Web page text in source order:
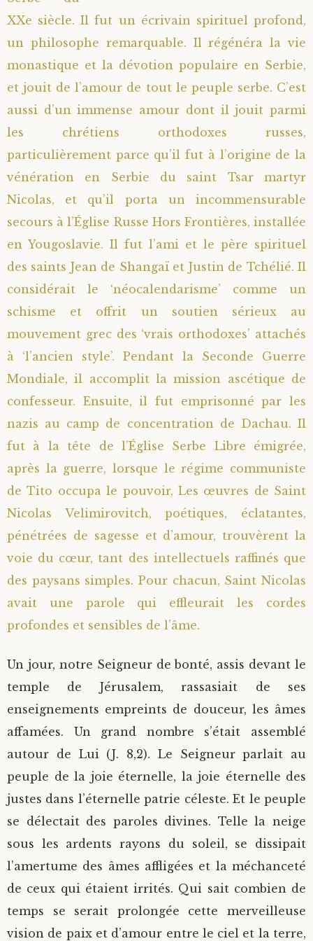
Saint Sophrony l’Athonite
Sainte Xenia
Sainte Matrone de Moscou
Staritsa Marie Makovkine
Natalia de Vyritsa
Staritsa Anastasia
Archimandrite Lazare (Abachidzé)
Geronda Arsenios le Spiléote
Gerondissa Makrina (Vassopoulou)
Archimandrite Nathanaël (Pospelov)
Père Héliodore
XXe siècle. Il fut un écrivain spirituel profond,
un philosophe remarquable. Il régénéra la vie
monastique et la dévotion populaire en Serbie,
et jouit de l’amour de tout le peuple serbe. C’est
aussi d’un immense amour dont il jouit parmi
les chrétiens orthodoxes russes,
particulièrement parce qu’il fut à l’origine de la
vénération en Serbie du saint Tsar martyr
Nicolas, et qu’il porta un incommensurable
secours à l’Église Russe Hors Frontières, installée
en Yougoslavie. Il fut l’ami et le père spirituel
des saints Jean de Shangaï et Justin de Tchélié. Il
considérait le ‘néocalendarisme’ comme un
schisme et offrit un soutien sérieux au
mouvement grec des ‘vrais orthodoxes’ attachés
à ‘l’ancien style’. Pendant la Seconde Guerre
Mondiale, il accomplit la mission ascétique de
confesseur. Ensuite, il fut emprisonné par les
nazis au camp de concentration de Dachau. Il
fut à la tête de l’Église Serbe Libre émigrée,
après la guerre, lorsque le régime communiste
de Tito occupa le pouvoir, Les œuvres de Saint
Nicolas Velimirovitch, poétiques, éclatantes,
pénétrées de sagesse et d’amour, trouvèrent la
voie du cœur, tant des intellectuels raffinés que
des paysans simples. Pour chacun, Saint Nicolas
avait une parole qui effleurait les cordes
profondes et sensibles de l’âme.
Un jour, notre Seigneur de bonté, assis devant le
temple de Jérusalem, rassasiait de ses
enseignements empreints de douceur, les âmes
affamées. Un grand nombre s’était assemblé
autour de Lui (J. 8,2). Le Seigneur parlait au
peuple de la joie éternelle, la joie éternelle des
justes dans l’éternelle patrie céleste. Et le peuple
se délectait des paroles divines. Telle la neige
sous les ardents rayons du soleil, se dissipait
l’amertume des âmes affligées et la méchanceté
de ceux qui étaient irrités. Qui sait combien de
temps se serait prolongée cette merveilleuse
vision de paix et d’amour entre le ciel et la terre,